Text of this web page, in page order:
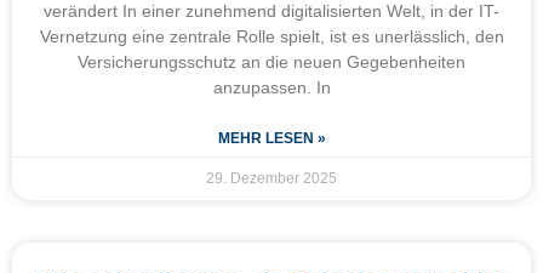
verändert In einer zunehmend digitalisierten Welt, in der IT-
Vernetzung eine zentrale Rolle spielt, ist es unerlässlich, den
Versicherungsschutz an die neuen Gegebenheiten
anzupassen. In
MEHR LESEN »
29. Dezember 2025